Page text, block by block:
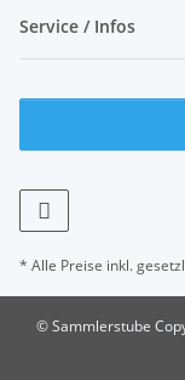
Service / Infos
* Alle Preise inkl.
© Sammlerstube